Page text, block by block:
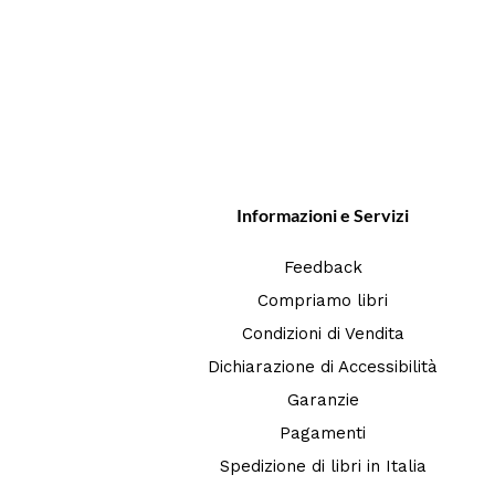
Informazioni e Servizi
Feedback
Compriamo libri
Condizioni di Vendita
Dichiarazione di Accessibilità
Garanzie
Pagamenti
Spedizione di libri in Italia